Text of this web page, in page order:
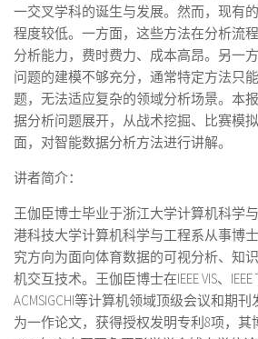
一交叉学科的诞生与发展。然而，现有
程度较低。一方面，这些方法在分析流
分析能力，费时费力、成本高昂。另一
问题的建模不够充分，通常特定方法只
题，无法适应复杂的领域分析场景。本
据分析问题展开，从战术挖掘、比赛模
面，对智能数据分析方法进行讲解。
讲者简介：
王伽臣博士毕业于浙江大学计算机科学
港科技大学计算机科学与工程系从事博
究方向为面向体育数据的可视分析、知
机交互技术。王伽臣博士在IEEE VIS、IEEE
ACMSIGCHI等计算机领域顶级会议和期
为一作论文，获得授权发明专利8项，其